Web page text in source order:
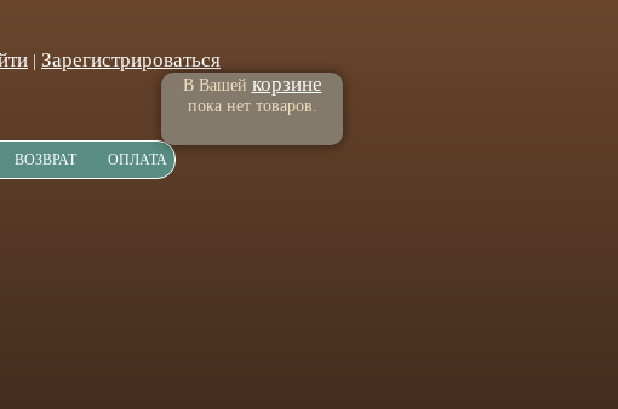
ВОЗВРАТ ОПЛАТА
Зарегистрироваться
В Вашей корзине
пока нет товаров.